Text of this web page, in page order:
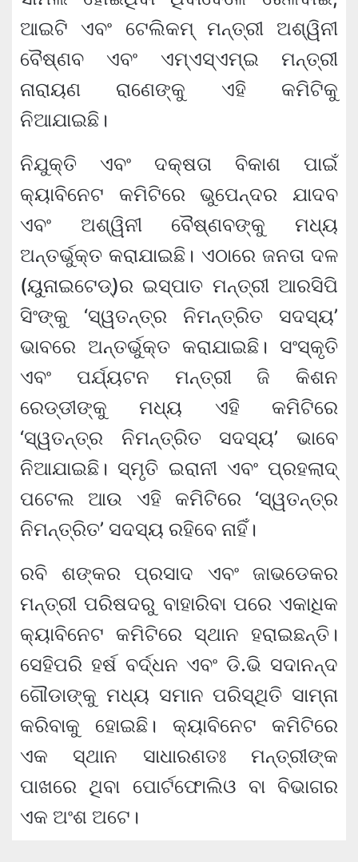
ଆଇଟି ଏବଂ ଟେଲିକମ୍ ମନ୍ତ୍ରୀ ଅଶ୍ୱିନୀ
ବୈଷ୍ଣବ ଏବଂ ଏମ୍ଏସ୍ଏମ୍ଇ ମନ୍ତ୍ରୀ
ନାରାୟଣ ରାଣେଙ୍କୁ ଏହି କମିଟିକୁ
ନିଆଯାଇଛି।
ନିଯୁକ୍ତି ଏବଂ ଦକ୍ଷତା ବିକାଶ ପାଇଁ
କ୍ୟାବିନେଟ କମିଟିରେ ଭୁପେନ୍ଦର ଯାଦବ
ଏବଂ ଅଶ୍ୱିନୀ ବୈଷ୍ଣବଙ୍କୁ ମଧ୍ୟ
ଅନ୍ତର୍ଭୁକ୍ତ କରାଯାଇଛି। ଏଠାରେ ଜନତା ଦଳ
(ୟୁନାଇଟେଡ୍)ର ଇସ୍ପାତ ମନ୍ତ୍ରୀ ଆରସିପି
ସିଂଙ୍କୁ ‘ସ୍ୱତନ୍ତ୍ର ନିମନ୍ତ୍ରିତ ସଦସ୍ୟ’
ଭାବରେ ଅନ୍ତର୍ଭୁକ୍ତ କରାଯାଇଛି। ସଂସ୍କୃତି
ଏବଂ ପର୍ଯ୍ୟଟନ ମନ୍ତ୍ରୀ ଜି କିଶନ
ରେଡ୍ଡୀଙ୍କୁ ମଧ୍ୟ ଏହି କମିଟିରେ
‘ସ୍ୱତନ୍ତ୍ର ନିମନ୍ତ୍ରିତ ସଦସ୍ୟ’ ଭାବେ
ନିଆଯାଇଛି। ସ୍ମୃତି ଇରାନୀ ଏବଂ ପ୍ରହଲାଦ୍
ପଟେଲ ଆଉ ଏହି କମିଟିରେ ‘ସ୍ୱତନ୍ତ୍ର
ନିମନ୍ତ୍ରିତ’ ସଦସ୍ୟ ରହିବେ ନାହିଁ।
ରବି ଶଙ୍କର ପ୍ରସାଦ ଏବଂ ଜାଭଡେକର
ମନ୍ତ୍ରୀ ପରିଷଦରୁ ବାହାରିବା ପରେ ଏକାଧିକ
କ୍ୟାବିନେଟ କମିଟିରେ ସ୍ଥାନ ହରାଇଛନ୍ତି।
ସେହିପରି ହର୍ଷ ବର୍ଦ୍ଧନ ଏବଂ ଡି.ଭି ସଦାନନ୍ଦ
ଗୌଡାଙ୍କୁ ମଧ୍ୟ ସମାନ ପରିସ୍ଥିତି ସାମ୍ନା
କରିବାକୁ ହୋଇଛି। କ୍ୟାବିନେଟ କମିଟିରେ
ଏକ ସ୍ଥାନ ସାଧାରଣତଃ ମନ୍ତ୍ରୀଙ୍କ
ପାଖରେ ଥିବା ପୋର୍ଟଫୋଲିଓ ବା ବିଭାଗର
ଏକ ଅଂଶ ଅଟେ।